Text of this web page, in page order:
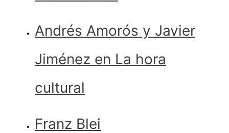
Andrés Amorós y Javier
Jiménez en La hora
cultural
Franz Blei